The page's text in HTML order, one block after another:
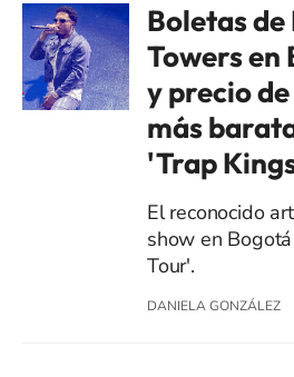
Boletas de
Towers en
y precio
más
'Trap
El reconocido
show en
Tour'.
DANIELA GONZÁLEZ